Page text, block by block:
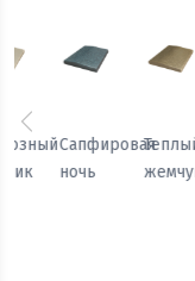
Осенний
Бостон
Каменный
цветок
Предыдущий